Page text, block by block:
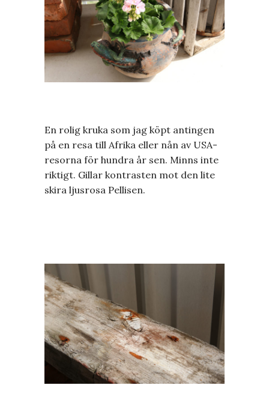
En rolig kruka som jag köpt antingen
på en resa till Afrika eller nån av USA-
resorna för hundra år sen. Minns inte
riktigt. Gillar kontrasten mot den lite
skira ljusrosa Pellisen.